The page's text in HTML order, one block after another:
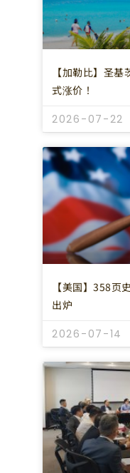
【加勒比】圣
式涨价！
2026-07-22
【美国】358页
出炉
2026-07-14